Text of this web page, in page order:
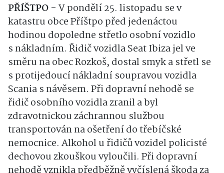
PŘÍŠTPO - V pondělí 25. listopadu se v
katastru obce Příštpo před jedenáctou
hodinou dopoledne střetlo osobní vozidlo
s nákladním. Řidič vozidla Seat Ibiza jel ve
směru na obec Rozkoš, dostal smyk a střetl se
s protijedoucí nákladní soupravou vozidla
Scania s návěsem. Při dopravní nehodě se
řidič osobního vozidla zranil a byl
zdravotnickou záchrannou službou
transportován na ošetření do třebíčské
nemocnice. Alkohol u řidičů vozidel policisté
dechovou zkouškou vyloučili. Při dopravní